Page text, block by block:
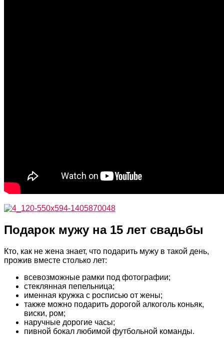
Подарок мужу на 15 лет свадьбы
Кто, как не жена знает, что подарить мужу в такой день,
прожив вместе столько лет:
всевозможные рамки под фотографии;
стеклянная пепельница;
именная кружка с росписью от жены;
также можно подарить дорогой алкоголь коньяк,
виски, ром;
наручные дорогие часы;
пивной бокал любимой футбольной команды.